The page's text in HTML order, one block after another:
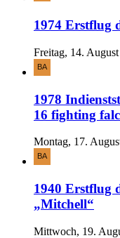
1974 Erstflug
Freitag, 14.
1978
16 fighting
Montag, 17.
1940 Erstflug
„Mitchell“
Mittwoch, 19.